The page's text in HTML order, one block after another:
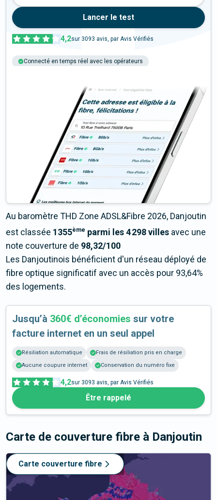
Lancer le test
4,2sur 3093 avis, par Avis Vérifiés
Connecté en temps réel avec les opérateurs
Au baromètre THD Zone ADSL&Fibre 2026, Danjoutin
est classée 1355ème parmi les 4 298 villes avec une
note couverture de 98,32/100
Les Danjoutinois bénéficient d'un réseau déployé de
fibre optique significatif avec un accès pour 93,64%
des logements.
Jusqu’à 360€ d’économies sur votre
facture internet en un seul appel
Résiliation automatique
Frais de résiliation pris en charge
Aucune coupure internet
Conservation du numéro fixe
4,2sur 3093 avis, par Avis Vérifiés
Être rappelé
Carte de couverture fibre à Danjoutin
Carte couverture fibre